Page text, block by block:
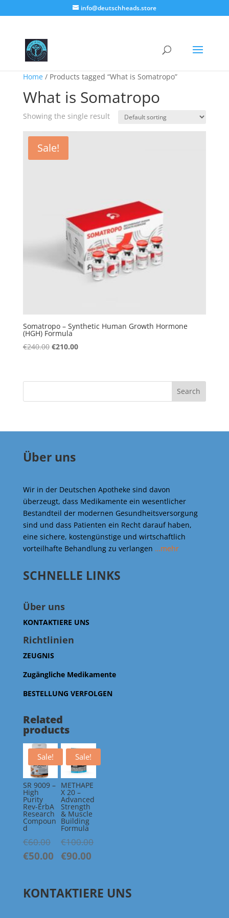
info@deutschheads.store
Home/ Products tagged “What is Somatropo”
What is Somatropo
Showing the single result
Sale!
Somatropo – Synthetic Human Growth Hormone
(HGH) Formula
€240.00 Original
€240.00.
€210.00Current
€210.00.
Search
Über uns
Wir in der Deutschen Apotheke sind davon
überzeugt, dass Medikamente ein wesentlicher
Bestandteil der modernen Gesundheitsversorgung
sind und dass Patienten ein Recht darauf haben,
eine sichere, kostengünstige und wirtschaftlich
vorteilhafte Behandlung zu verlangen …mehr
SCHNELLE LINKS
Über uns
KONTAKTIERE UNS
Richtlinien
ZEUGNIS
Zugängliche Medikamente
BESTELLUNG VERFOLGEN
Related
products
Sale!
SR 9009 –
High
Purity
Rev-ErbA
Research
Compoun
d
€60.00Original
price
€50.00Current
€50.00.
Sale!
METHAPE
X 20 –
Advanced
Strength
& Muscle
Building
Formula
€100.00Original
€90.00
€90.00.
KONTAKTIERE UNS